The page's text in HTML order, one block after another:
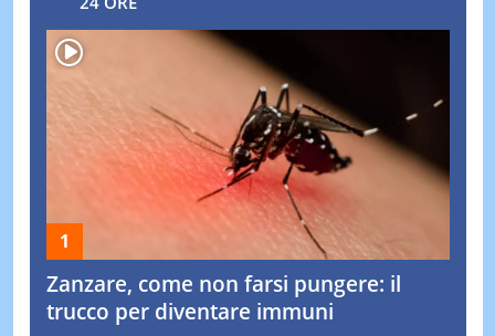
Zanzare, come non farsi pungere: il
trucco per diventare immuni